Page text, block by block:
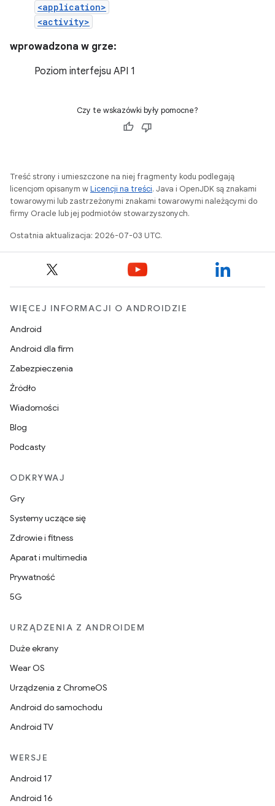
<application>
<activity>
wprowadzona w grze:
Poziom interfejsu API 1
Czy te wskazówki były pomocne?
Treść strony i umieszczone na niej fragmenty kodu podlegają
licencjom opisanym wLicencji na treści. Java i OpenJDK są znakami
towarowymi lub zastrzeżonymi znakami towarowymi należącymi do
firmy Oracle lub jej podmiotów stowarzyszonych.
Ostatnia aktualizacja: 2026-07-03 UTC.
WIĘCEJ INFORMACJI O ANDROIDZIE
Android
Android dla firm
Zabezpieczenia
Źródło
Wiadomości
Blog
Podcasty
ODKRYWAJ
Gry
Systemy uczące się
Zdrowie i fitness
Aparat i multimedia
Prywatność
5G
URZĄDZENIA Z ANDROIDEM
Duże ekrany
Wear OS
Urządzenia z ChromeOS
Android do samochodu
Android TV
WERSJE
Android 17
Android 16